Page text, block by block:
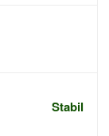
Stabil